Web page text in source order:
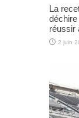
La
réussir
2 juin